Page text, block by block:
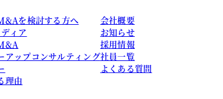
を検討する方へ
ィア
アップコンサルティング
理由
会社概要
お知らせ
採用情報
社員一覧
よくある質問